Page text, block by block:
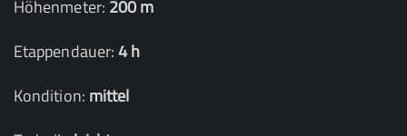
Höhenmeter: 200 m
Etappendauer:4 h
Kondition: mittel